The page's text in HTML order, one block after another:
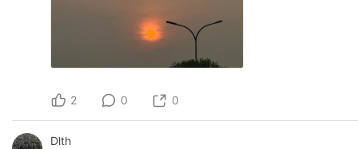
2 0 0
Dlth